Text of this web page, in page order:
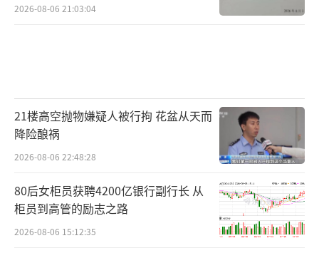
2026-08-06 21:03:04
21楼高空抛物嫌疑人被行拘 花盆从天而
降险酿祸
2026-08-06 22:48:28
80后女柜员获聘4200亿银行副行长 从
柜员到高管的励志之路
2026-08-06 15:12:35